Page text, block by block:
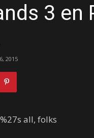
3 en
2015